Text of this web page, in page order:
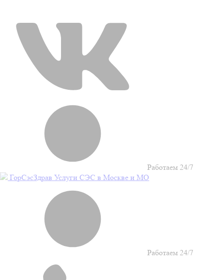
Работаем 24/7
ГорСэсЗдрав Услуги СЭС в Москве и МО
Работаем 24/7